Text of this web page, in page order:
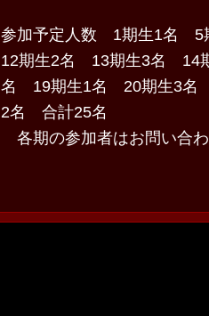
参加予定人数 1期生1名
12期生2名 13期生3名 14
名 19期生1名 20期生3名
2名 合計25名
各期の参加者はお問い合